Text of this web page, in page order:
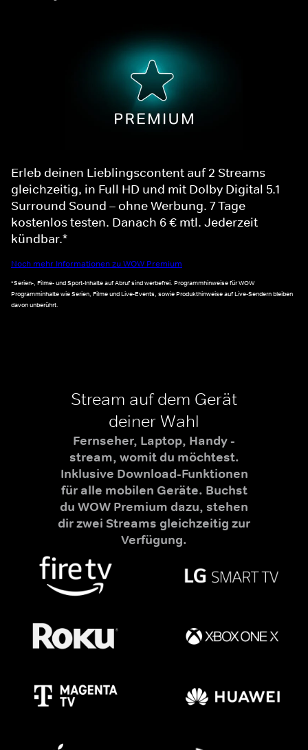
Erleb deinen Lieblingscontent auf 2 Streams
gleichzeitig, in Full HD und mit Dolby Digital 5.1
Surround Sound – ohne Werbung. 7 Tage
kostenlos testen. Danach 6 € mtl. Jederzeit
kündbar.*
Noch mehr Informationen zu WOW Premium
*Serien-, Filme- und Sport-Inhalte auf Abruf sind werbefrei. Programmhinweise für WOW
Programminhalte wie Serien, Filme und Live-Events, sowie Produkthinweise auf Live-Sendern bleiben
davon unberührt.
Stream auf dem Gerät
deiner Wahl
Fernseher, Laptop, Handy -
stream, womit du möchtest.
Inklusive Download-Funktionen
für alle mobilen Geräte. Buchst
du WOW Premium dazu, stehen
dir zwei Streams gleichzeitig zur
Verfügung.